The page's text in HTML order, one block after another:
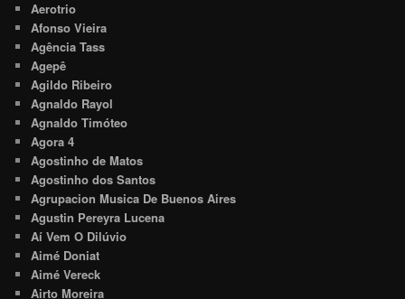
Aerotrio
Afonso Vieira
Agência Tass
Agepê
Agildo Ribeiro
Agnaldo Rayol
Agnaldo Timóteo
Agora 4
Agostinho de Matos
Agostinho dos Santos
Agrupacion Musica De Buenos Aires
Agustin Pereyra Lucena
Aí Vem O Dilúvio
Aimé Doniat
Aimé Vereck
Airto Moreira